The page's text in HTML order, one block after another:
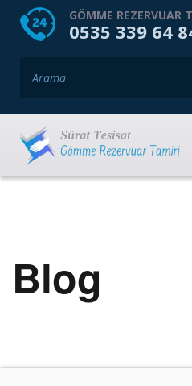
HOME HAKKIMIZDA
GÖMME REZERVUAR
0535 339 64
Blog